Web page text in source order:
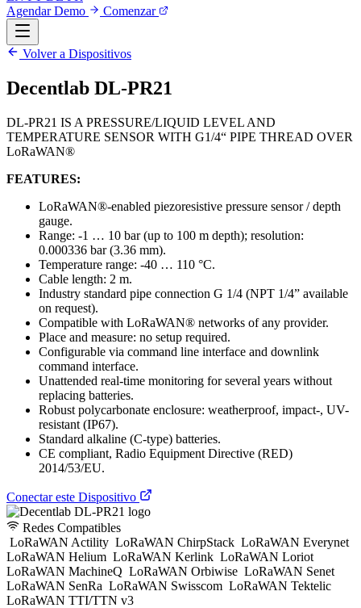
Agendar Demo
Comenzar
Volver a Dispositivos
Decentlab DL-PR21
DL-PR21 IS A PRESSURE/LIQUID LEVEL AND
TEMPERATURE SENSOR WITH G1/4“ PIPE THREAD OVER
LoRaWAN®
FEATURES:
LoRaWAN®-enabled piezoresistive pressure sensor / depth
gauge.
Range: -1 … 10 bar (up to 100 m depth); resolution:
0.000336 bar (3.36 mm).
Temperature range: -40 … 110 °C.
Cable length: 2 m.
Industry standard pipe connection G 1/4 (NPT 1/4” available
on request).
Compatible with LoRaWAN® networks of any provider.
Place and measure: no setup required.
Configurable via command line interface and downlink
command interface.
Unattended real-time monitoring for several years without
replacing batteries.
Robust polycarbonate enclosure: weatherproof, impact-, UV-
resistant (IP67).
Standard alkaline (C-type) batteries.
CE compliant, Radio Equipment Directive (RED)
2014/53/EU.
Conectar este Dispositivo
Redes Compatibles
LoRaWAN Actility LoRaWAN ChirpStack LoRaWAN Everynet
LoRaWAN Helium LoRaWAN Kerlink LoRaWAN Loriot
LoRaWAN MachineQ LoRaWAN Orbiwise LoRaWAN Senet
LoRaWAN SenRa LoRaWAN Swisscom LoRaWAN Tektelic
LoRaWAN TTI/TTN v3